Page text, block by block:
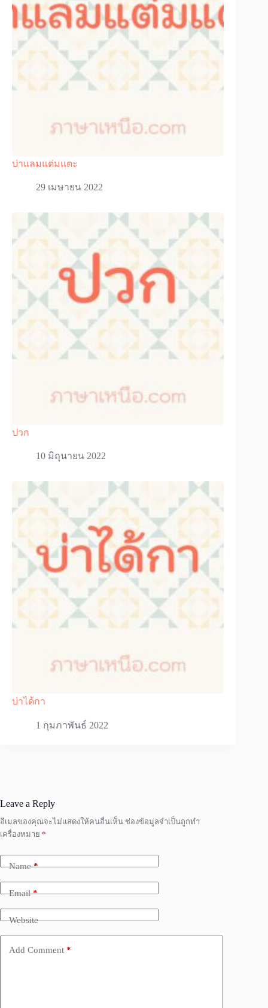
บ่าแลมแต่มแตะ
29 เมษายน 2022
ปวก
10 มิถุนายน 2022
บ่าได้กา
1 กุมภาพันธ์ 2022
Leave a Reply
อีเมลของคุณจะไม่แสดงให้คนอื่นเห็น ช่องข้อมูลจำเป็นถูกทำ
เครื่องหมาย *
Name*
Email*
Website
Add Comment *